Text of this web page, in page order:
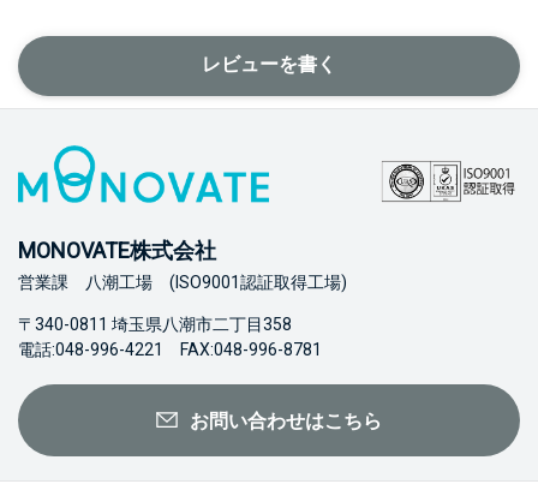
レビューを書く
MONOVATE株式会社
営業課 八潮工場 (ISO9001認証取得工場)
〒340-0811 埼玉県八潮市二丁目358
電話:048-996-4221 FAX:048-996-8781
お問い合わせはこちら